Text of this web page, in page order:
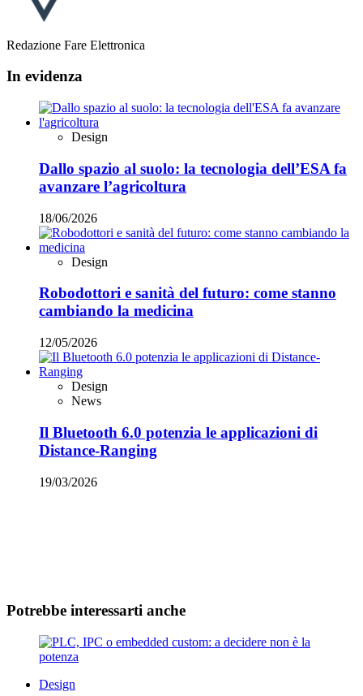
Redazione Fare Elettronica
In evidenza
Design
Dallo spazio al suolo: la tecnologia dell’ESA fa
avanzare l’agricoltura
18/06/2026
Design
Robodottori e sanità del futuro: come stanno
cambiando la medicina
12/05/2026
Design
News
Il Bluetooth 6.0 potenzia le applicazioni di
Distance-Ranging
19/03/2026
Potrebbe interessarti anche
Design